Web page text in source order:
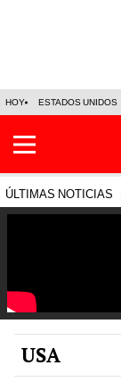
HOY ESTADOS UNIDOS
ÚLTIMAS NOTICIAS
USA